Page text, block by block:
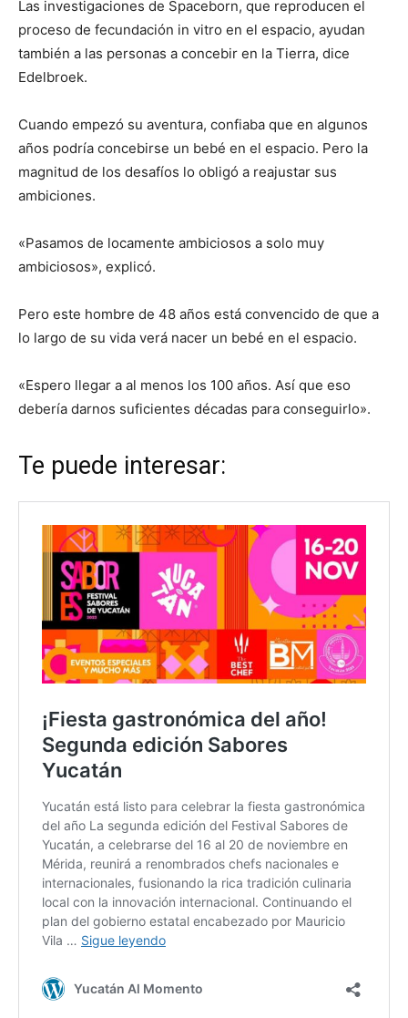
Las investigaciones de Spaceborn, que reproducen el
proceso de fecundación in vitro en el espacio, ayudan
también a las personas a concebir en la Tierra, dice
Edelbroek.
Cuando empezó su aventura, confiaba que en algunos
años podría concebirse un bebé en el espacio. Pero la
magnitud de los desafíos lo obligó a reajustar sus
ambiciones.
«Pasamos de locamente ambiciosos a solo muy
ambiciosos», explicó.
Pero este hombre de 48 años está convencido de que a
lo largo de su vida verá nacer un bebé en el espacio.
«Espero llegar a al menos los 100 años. Así que eso
debería darnos suficientes décadas para conseguirlo».
Te puede interesar: